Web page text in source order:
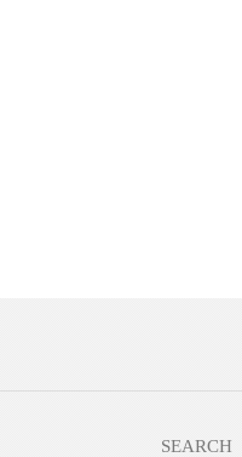
SEARCH